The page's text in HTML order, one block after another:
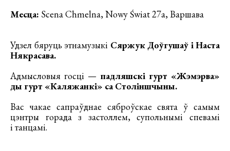
Месца: Scena Chmelna, Nowy Świat 27a, Варшава
Удзел бяруць этнамузыкі Сяржук Доўгушаў і Наста
Някрасава.
Адмысловыя госці — падляшскі гурт «Жэмэрва»
ды гурт «Каляжанкі» са Століншчыны.
Вас чакае сапраўднае сяброўскае свята ў самым
цэнтры горада з застоллем, супольнымі спевамі
і танцамі.